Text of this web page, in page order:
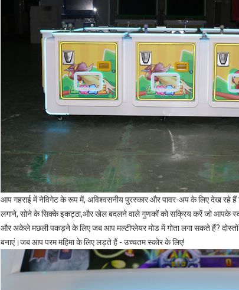
आप गहराई में नेविगेट के रूप में, अविश्वसनीय पुरस्कार और पावर-अप के लिए देख रहे हैं
लगाने, सोने के सिक्के इकट्ठा,और खेल बदलने वाले गुणकों को सक्रिय करें जो आपके
और अकेले मछली पकड़ने के लिए जब आप मल्टीप्लेयर मोड में गोता लगा सकते हैं? दोस्तों
बनाएं।जब आप परम महिमा के लिए लड़ते हैं - उच्चतम स्कोर के लिए!